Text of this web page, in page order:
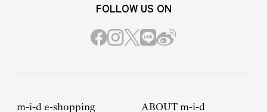
FOLLOW US ON
m-i-d e-shopping ABOUT m-i-d